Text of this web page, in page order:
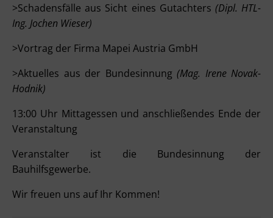
>Schadensfälle aus Sicht eines Gutachters (Dipl. HTL-
Ing. Jochen Wieser)
>Vortrag der Firma Mapei Austria GmbH
>Aktuelles aus der Bundesinnung (Mag. Irene Novak-
Hodnik)
13:00 Uhr Mittagessen und anschließendes Ende der
Veranstaltung
Veranstalter ist die Bundesinnung der
Bauhilfsgewerbe.
Wir freuen uns auf Ihr Kommen!